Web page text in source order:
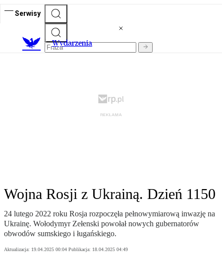
Serwisy
Wydarzenia
Wojna Rosji z Ukrainą. Dzień 1150
24 lutego 2022 roku Rosja rozpoczęła pełnowymiarową inwazję na
Ukrainę. Wołodymyr Zełenski powołał nowych gubernatorów
obwodów sumskiego i ługańskiego.
Aktualizacja: 19.04.2025 00:04 Publikacja: 18.04.2025 04:49